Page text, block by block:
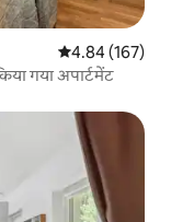
औसत रेटिंग 5 में से
4.84 (167)
गया अपार्टमेंट